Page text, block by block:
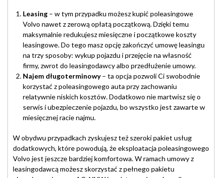
Leasing – w tym przypadku możesz kupić poleasingowe
Volvo nawet z zerową opłatą początkową. Dzięki temu
maksymalnie redukujesz miesięczne i początkowe koszty
leasingowe. Do tego masz opcję zakończyć umowę leasingu
na trzy sposoby: wykup pojazdu i przejęcie na własność
firmy, zwrot do leasingodawcy albo przedłużenie umowy.
Najem długoterminowy– ta opcja pozwoli Ci swobodnie
korzystać z poleasingowego auta przy zachowaniu
relatywnie niskich kosztów. Dodatkowo nie martwisz się o
serwis i ubezpieczenie pojazdu, bo wszystko jest zawarte w
miesięcznej racie najmu.
W obydwu przypadkach zyskujesz też szeroki pakiet usług
dodatkowych, które powodują, że eksploatacja poleasingowego
Volvo jest jeszcze bardziej komfortowa. W ramach umowy z
leasingodawcą możesz skorzystać z pełnego pakietu